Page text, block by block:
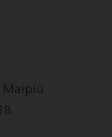
Maipiù